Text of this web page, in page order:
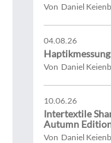
Von Daniel
04.08.26
Von Daniel
10.06.26
Intertextile
Autumn
Von Daniel